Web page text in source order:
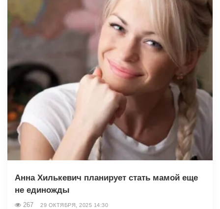
Анна Хилькевич планирует стать мамой еще
не единожды
267 29 ОКТЯБРЯ, 2025 14:30